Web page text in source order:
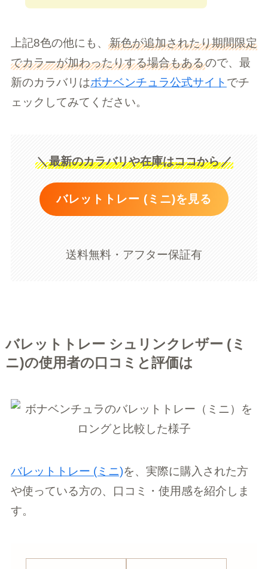
上記8色の他にも、 新色が追加されたり期間限定
でカラーが加わったりする場合もあるので、最
新のカラバリはボナベンチュラ公式サイト でチ
ェックしてみてください。
＼最新のカラバリや在庫はココから／
バレットトレー (ミニ)を見る
送料無料・アフター保証有
バレットトレー シュリンクレザー (ミ
ニ)の使用者の口コミと評価は
バレットトレー (ミニ)を、実際に購入された方
や使っている方の、口コミ・使用感を紹介しま
す。